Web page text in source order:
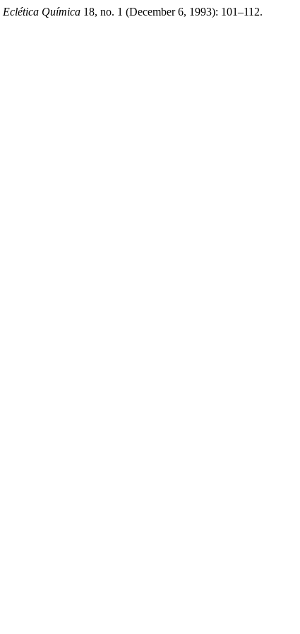
Eclética Química 18, no. 1 (December 6, 1993): 101–112.